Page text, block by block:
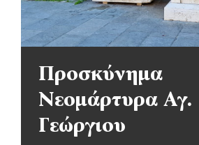
Προσκύνημα
Νεομάρτυρα Αγ.
Γεώργιου